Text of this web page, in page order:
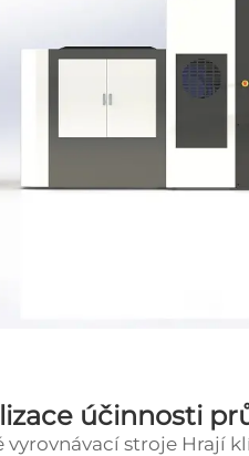
účinnosti
vyrovnávací stroje Hrají